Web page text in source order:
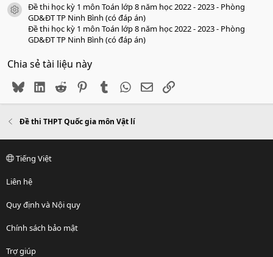
icon tài liệu
Đề thi học kỳ 1 môn Toán lớp 8 năm học 2022 - 2023 - Phòng
GD&ĐT TP Ninh Bình (có đáp án)
Đề thi học kỳ 1 môn Toán lớp 8 năm học 2022 - 2023 - Phòng
GD&ĐT TP Ninh Bình (có đáp án)
Chia sẻ tài liệu này
BlueskyLinkedIn
Reddit PinterestTumblr WhatsApp
EmailLink
Đề thi THPT Quốc gia môn Vật lí
Tiếng Việt
Liên hệ
Quy định và Nội quy
Chính sách bảo mật
Trợ giúp